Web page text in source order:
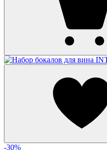
-30%